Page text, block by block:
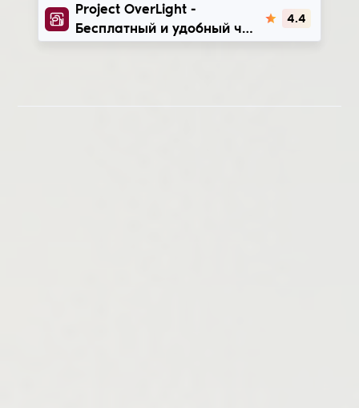
ProjectOverLight
Project OverLight -
Бесплатный и удобный чит
4.4